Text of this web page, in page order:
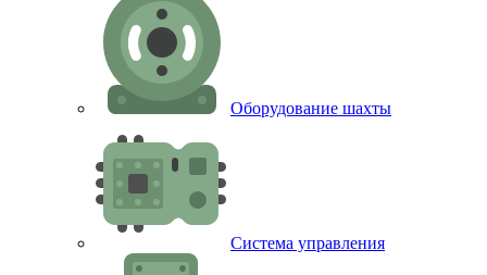
Оборудование шахты
Система управления